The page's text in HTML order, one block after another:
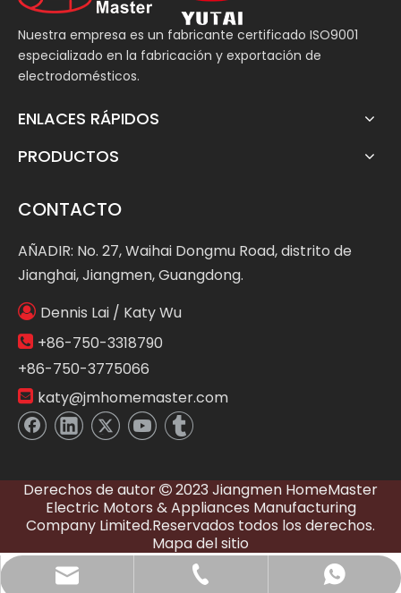
Nuestra empresa es un fabricante certificado ISO9001
especializado en la fabricación y exportación de
electrodomésticos.
ENLACES RÁPIDOS
PRODUCTOS
CONTACTO
AÑADIR: No. 27, Waihai Dongmu Road, distrito de
Jianghai, Jiangmen, Guangdong.
 Dennis Lai / Katy Wu
 +86-750-3318790
+86-750-3775066
 katy@jmhomemaster.com
katy@jmhomemaster.com
+86-750-3318790
WhatsApp
Derechos de autor  2023 Jiangmen HomeMaster
Electric Motors & Appliances Manufacturing
Company Limited.Reservados todos los derechos.
Mapa del sitio